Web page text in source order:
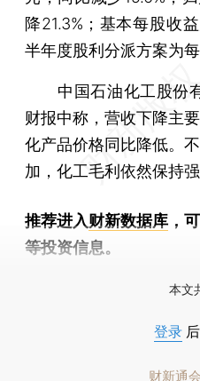
降21.3%；基本每股收
半年度股利分派方案为
中国石油化工股份
财报中称，营收下降主
化产品价格同比降低。
加，化工毛利依然保持
推荐进入财新数据库 ，
等投资信息。
本文
登录
财新通